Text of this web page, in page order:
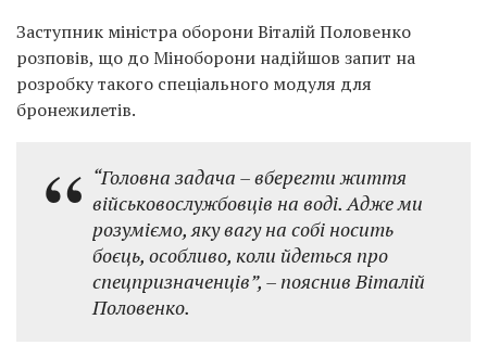
Заступник міністра оборони Віталій Половенко
розповів, що до Міноборони надійшов запит на
розробку такого спеціального модуля для
бронежилетів.
“Головна задача – вберегти життя
військовослужбовців на воді. Адже ми
розуміємо, яку вагу на собі носить
боєць, особливо, коли йдеться про
спецпризначенців”, – пояснив Віталій
Половенко.